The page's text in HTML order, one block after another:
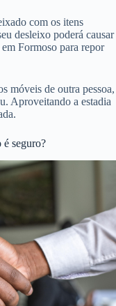
com os itens
desleixo poderá causar
Formoso para repor
móveis de outra pessoa,
Aproveitando a estadia
seguro?